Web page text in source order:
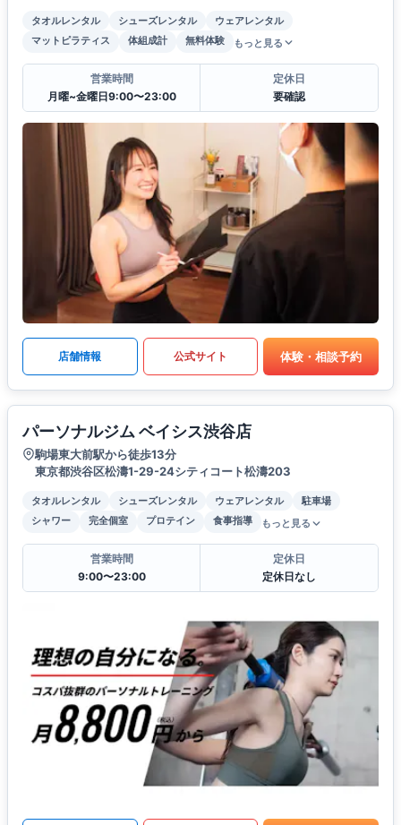
タオルレンタル シューズレンタル
ウェアレンタル
マットピラティス
体組成計 無料体験 もっと見る
営業時間
月曜~金曜日9:00〜23:00
定休日
要確認
店舗情報 公式サイト 体験・相談予約
パーソナルジム ベイシス渋谷店
駒場東大前駅から徒歩13分
東京都渋谷区松濤1-29-24シティコート松濤203
タオルレンタル シューズレンタル ウェアレンタル
駐車場
シャワー
完全個室 プロテイン 食事指導 もっと見る
営業時間
9:00〜23:00
定休日
定休日なし